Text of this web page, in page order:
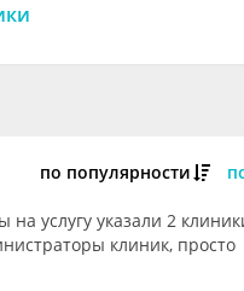
по популярности
услугу указали 2
клиник, просто